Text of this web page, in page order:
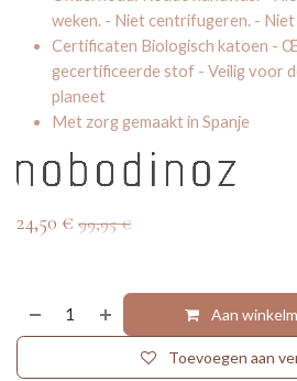
weken. - Niet centrifugeren. -
Certificaten Biologisch katoen -
gecertificeerde stof - Veilig voor
planeet
Met zorg gemaakt in Spanje
24,50 € 99,95€
Aan
Toevoegen aan